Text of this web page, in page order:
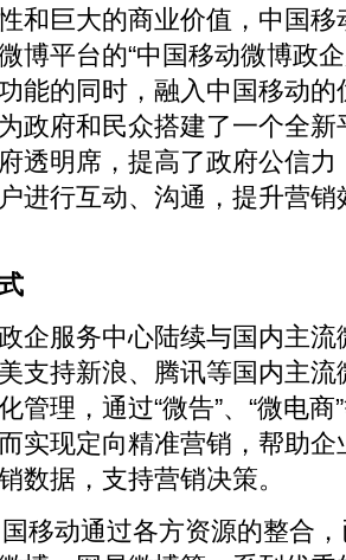
和巨大的商业价值，中国
博平台的“中国移动微博政
能的同时，融入中国移动
政府和民众搭建了一个全
透明席，提高了政府公信
进行互动、沟通，提升营
企服务中心陆续与国内主
支持新浪、腾讯等国内主
管理，通过“微告”、“微电
实现定向精准营销，帮助
数据，支持营销决策。
移动通过各方资源的整合